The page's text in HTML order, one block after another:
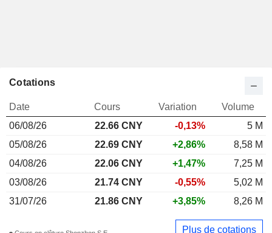
Cotations
Date Cours Variation
Volume
06/08/26
22.66 CNY -0,13%
5 M
05/08/26
22.69 CNY +2,86%
8,58 M
04/08/26
22.06 CNY +1,47%
7,25 M
03/08/26
21.74 CNY -0,55%
5,02 M
31/07/26
21.86 CNY +3,85% 8,26 M
Plus de cotations